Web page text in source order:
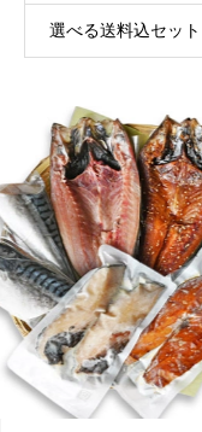
選べる送料込セット